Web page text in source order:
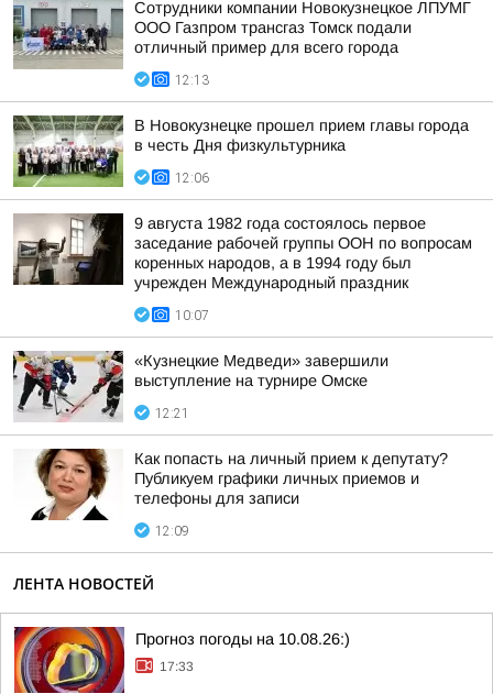
Сотрудники компании Новокузнецкое ЛПУМГ
ООО Газпром трансгаз Томск подали
отличный пример для всего города
12:13
В Новокузнецке прошел прием главы города
в честь Дня физкультурника
12:06
9 августа 1982 года состоялось первое
заседание рабочей группы ООН по вопросам
коренных народов, а в 1994 году был
учрежден Международный праздник
10:07
«Кузнецкие Медведи» завершили
выступление на турнире Омске
12:21
Как попасть на личный прием к депутату?
Публикуем графики личных приемов и
телефоны для записи
12:09
ЛЕНТА НОВОСТЕЙ
Прогноз погоды на 10.08.26:)
17:33